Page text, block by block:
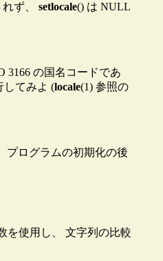
れず、setlocale() は NULL
3166 の国名コードであ
してみよ (locale(1) 参照の
プログラムの初期化の後
を使用し、 文字列の比較